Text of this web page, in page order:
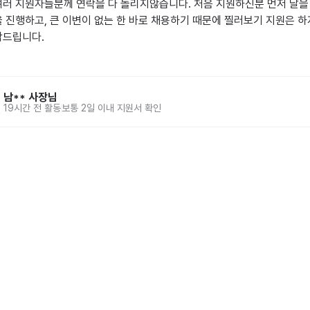
지원자들분께 연락을 다 돌리지않습니다. 처음 지원하신분 먼저 날
진행하고, 큰 이변이 없는 한 바로 채용하기 때문에 찔러보기 지원은 하
립니다.
남** 사장님
19시간 전 활동보통 2일 이내 지원서 확인